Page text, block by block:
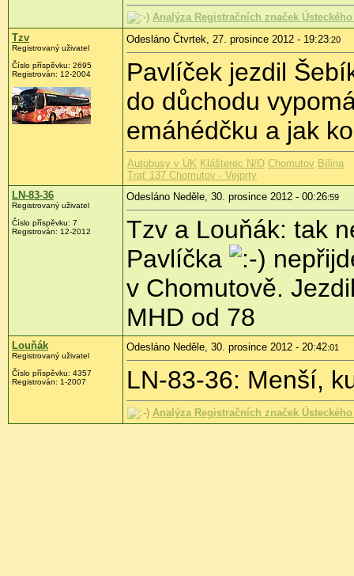
Analýza Registračních značek
Tzv
Registrovaný uživatel
Číslo příspěvku: 2695
Registrován: 12-2004
Odesláno Čtvrtek, 27. prosince 2012 - 19:23:20
Pavlíček jezdil
do důchodu
emáhédčku a jak
Autobusy v ÚK Klášterec N/O Chomutov Bílina
Trať 137 Chomutov - Vejprty
LN-83-36
Registrovaný uživatel
Číslo příspěvku: 7
Registrován: 12-2012
Odesláno Neděle, 30. prosince 2012 - 00:26:59
Tzv a Louňák: tak
Pavlíčka
v Chomutově.
MHD od 78
Louňák
Registrovaný uživatel
Číslo příspěvku: 4357
Registrován: 1-2007
Odesláno Neděle, 30. prosince 2012 - 20:42:01
LN-83-36: Menší,
Analýza Registračních značek